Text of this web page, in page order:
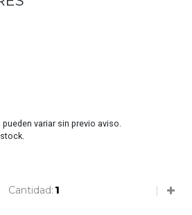
variar sin previo aviso.
Cantidad: